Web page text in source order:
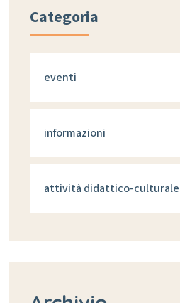
Categoria
eventi
informazioni
attività didattico-culturale